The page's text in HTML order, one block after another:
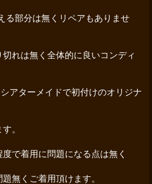
る部分は無くリペアもありませ
れは無く全体的に良いコンディ
アターメイドで初付けのオリジナ
。
で着用に問題になる点は無く
無くご着用頂けます。